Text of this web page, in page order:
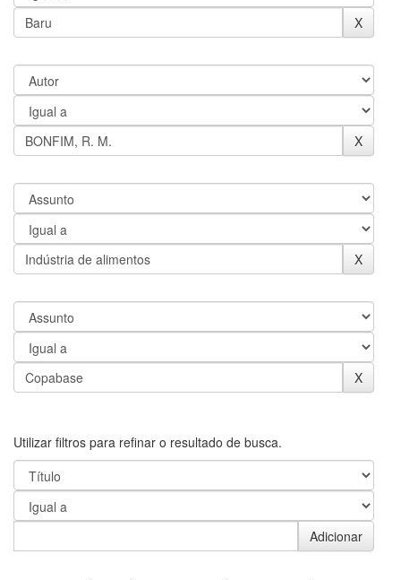
Utilizar filtros para refinar o resultado de busca.